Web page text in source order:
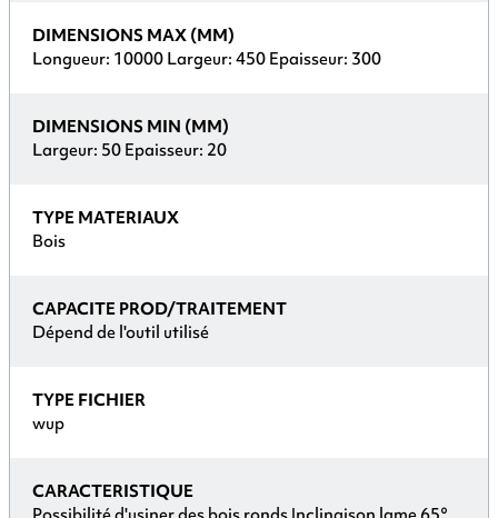
DIMENSIONS MAX (MM)
Longueur: 10000 Largeur: 450 Epaisseur: 300
DIMENSIONS MIN (MM)
Largeur: 50 Epaisseur: 20
TYPE MATERIAUX
Bois
CAPACITE PROD/TRAITEMENT
Dépend de l'outil utilisé
TYPE FICHIER
wup
CARACTERISTIQUE